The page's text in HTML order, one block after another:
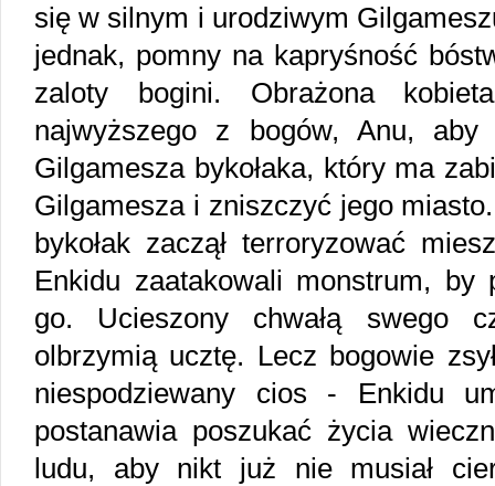
się w silnym i urodziwym
jednak, pomny na kapryśność
zaloty bogini. Obrażona
najwyższego z bogów, Anu, aby
Gilgamesza bykołaka, który ma
Gilgamesza i zniszczyć jego
bykołak zaczął terroryzować
Enkidu zaatakowali monstrum,
go. Ucieszony chwałą swego
olbrzymią ucztę. Lecz bogowie
niespodziewany cios - Enkidu
postanawia poszukać życia
ludu, aby nikt już nie musiał